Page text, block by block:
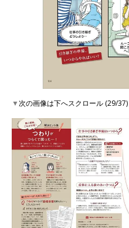
▼次の画像は下へスクロール (29/37)